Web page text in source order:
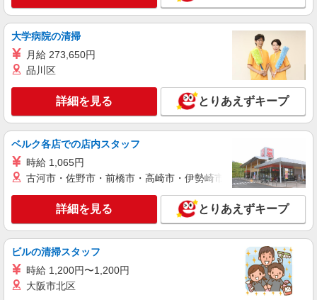
光が丘駅◆病院の補助STAFF◆患者さん支援/
消毒など≪経験不問≫
【正社員】月給240,000〜400,000円 ・基本
給：200,000円〜220,000円 ・資格手当：10,000〜
30,000円 ・役職手当：10,000〜70,000円 ・処遇改
善手当：20,000〜60,000円（勤続年数、保有資格
により変動） ・固定残業手当：20,000円（10時
間） ※固定残業時間を超過する場合には超過勤務
手当として別途支給 ・夜勤手当：10,000円/1回
（上記給与とは別に支給） 下記資格をお持ちの方
歓迎 ・認知症介護基礎研修 ・初任者研修 ・実務
キープ 詳細を見る
派遣社員
株式会社トラストグロース 新宿本社 第3営業部
介護付き有料老人ホームでの夜専看護師
時給：准看護師2100円〜/看護師2200円〜 ※資
格や経験などによる
東京都練馬区
詳細を見る
派遣社員
株式会社kotrio /●SW-H1-1849185
大学病院の清掃
月給 273,650円
品川区
詳細を見る とりあえずキープ
ベルク各店での店内スタッフ
時給 1,065円
古河市・佐野市・前橋市・高崎市・伊勢崎市・太田市・館林市
詳細を見る とりあえずキープ
ビルの清掃スタッフ
時給 1,200円〜1,200円
大阪市北区